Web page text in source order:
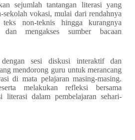
sejumlah tantangan literasi yang
sekolah vokasi, mulai dari rendahnya
non-teknis hingga kurangnya
dan mengakses sumber bacaan
sesi diskusi interaktif dan
mendorong guru untuk merancang
di mata pelajaran masing-masing.
melakukan refleksi bersama
literasi dalam pembelajaran sehari-